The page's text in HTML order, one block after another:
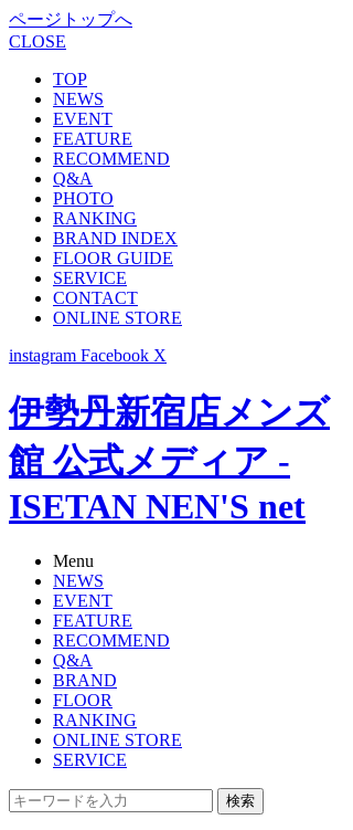
ページトップへ
CLOSE
TOP
NEWS
EVENT
FEATURE
RECOMMEND
Q&A
PHOTO
RANKING
BRAND INDEX
FLOOR GUIDE
SERVICE
CONTACT
ONLINE STORE
instagram Facebook X
伊勢丹新宿店メンズ
館 公式メディア -
ISETAN NEN'S net
Menu
NEWS
EVENT
FEATURE
RECOMMEND
Q&A
BRAND
FLOOR
RANKING
ONLINE STORE
SERVICE
検索